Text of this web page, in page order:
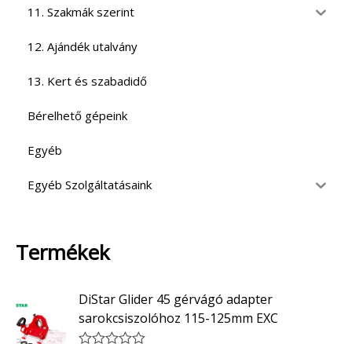
11. Szakmák szerint
12. Ajándék utalvány
13. Kert és szabadidő
Bérelhető gépeink
Egyéb
Egyéb Szolgáltatásaink
Termékek
DiStar Glider 45 gérvágó adapter
sarokcsiszolóhoz 115-125mm EXC